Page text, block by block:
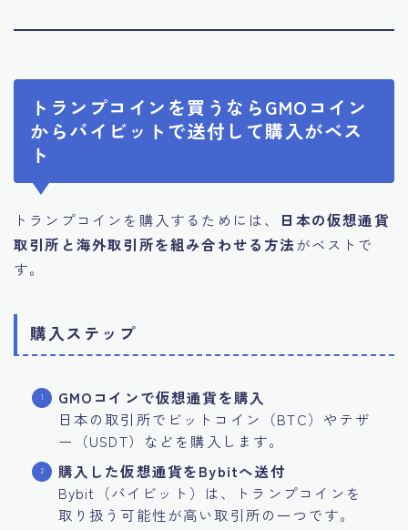
トランプコインを買うならGMOコイン
からバイビットで送付して購入がベス
ト
トランプコインを購入するためには、
日本の仮想通貨
取引所と海外取引所を組み合わせる方法がベストで
す。
購入ステップ
GMOコインで仮想通貨を購入
日本の取引所でビットコイン（BTC）やテザ
ー（USDT）などを購入します。
購入した仮想通貨をBybitへ送付
Bybit（バイビット）は、トランプコインを
取り扱う可能性が高い取引所の一つです。